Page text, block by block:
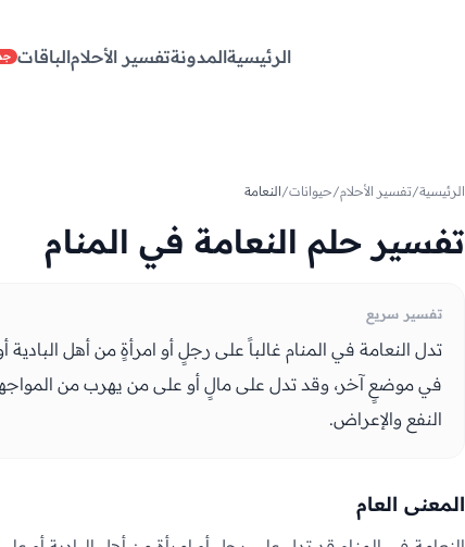
الرئيسيةالمدونةتفسير الأحلامالباقات
الرئيسية/تفسير الأحلام/حيوانات/النعامة
تفسير حلم النعامة في المنام
تفسير سريع
تدل النعامة في المنام غالباً على رجلٍ أو امرأةٍ من أهل
في موضعٍ آخر، وقد تدل على مالٍ أو على من يهرب من المواجهة
النفع والإعراض.
المعنى العام